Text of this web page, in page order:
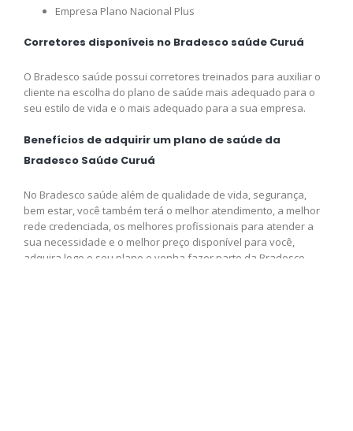
Empresa Plano Nacional Plus
Corretores disponíveis no Bradesco saúde Curuá
O Bradesco saúde possui corretores treinados para auxiliar o
cliente na escolha do plano de saúde mais adequado para o
seu estilo de vida e o mais adequado para a sua empresa.
Benefícios de adquirir um plano de saúde da
Bradesco Saúde Curuá
No Bradesco saúde além de qualidade de vida, segurança,
bem estar, você também terá o melhor atendimento, a melhor
rede credenciada, os melhores profissionais para atender a
sua necessidade e o melhor preço disponível para você,
adquira logo o seu plano e venha fazer parte da Bradesco